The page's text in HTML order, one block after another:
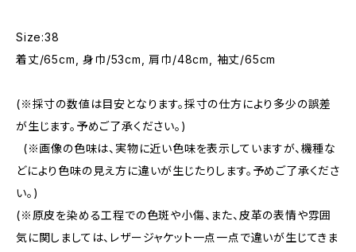
Size:38
着丈/65cm, 身巾/53cm, 肩巾/48cm, 袖丈/65cm
(※採寸の数値は目安となります。採寸の仕方により多少の誤差
が生じます。予めご了承ください。)
(※画像の色味は、実物に近い色味を表示していますが、機種な
どにより色味の見え方に違いが生じたりします。予めご了承くださ
い。)
(※原皮を染める工程での色斑や小傷、また、皮革の表情や雰囲
気に関しましては、レザージャケット一点一点で違いが生じてきま